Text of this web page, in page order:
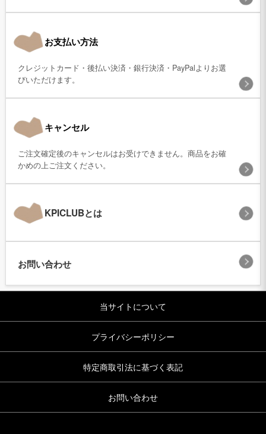
お支払い方法
クレジットカード・後払い決済・銀行決済・PayPalよりお選
びいただけます。
キャンセル
ご注文確定後のキャンセルはお受けできません。商品をお確
かめの上ご注文ください。
KPICLUBとは
お問い合わせ
当サイトについて
プライバシーポリシー
特定商取引法に基づく表記
お問い合わせ